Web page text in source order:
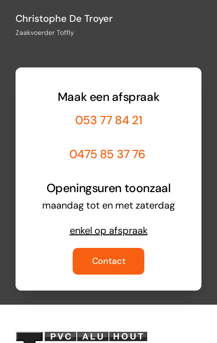
Christophe De Troyer
Zaakvoerder Toffly
Maak een afspraak
053 77 84 21
0475 85 37 76
Openingsuren toonzaal
maandag tot en met zaterdag
enkel op afspraak
Contact